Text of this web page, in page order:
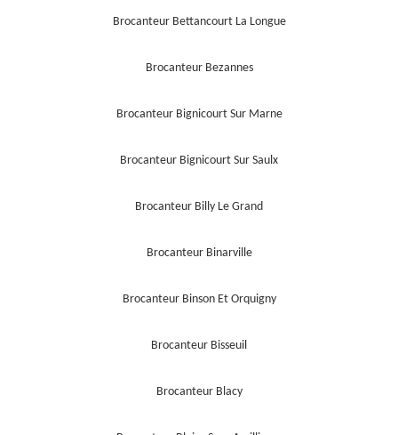
Brocanteur Bettancourt La Longue
Brocanteur Bezannes
Brocanteur Bignicourt Sur Marne
Brocanteur Bignicourt Sur Saulx
Brocanteur Billy Le Grand
Brocanteur Binarville
Brocanteur Binson Et Orquigny
Brocanteur Bisseuil
Brocanteur Blacy